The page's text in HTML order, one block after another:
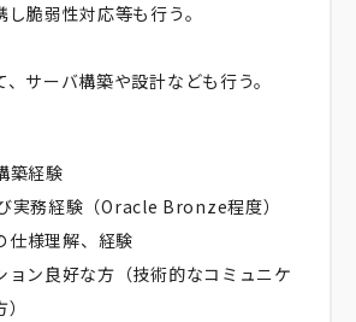
脆弱性対応等も行う。
、サーバ構築や設計なども行う。
築経験
実務経験（Oracle Bronze程度）
仕様理解、経験
ョン良好な方（技術的なコミュニケ